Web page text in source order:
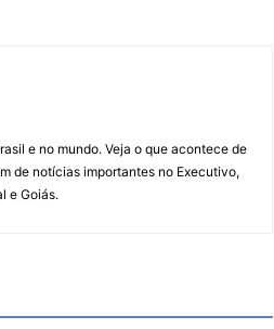
e no mundo. Veja o que acontece de
de notícias importantes no Executivo,
e Goiás.